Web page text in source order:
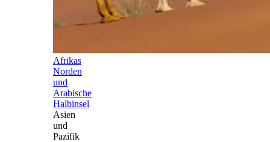
Afrikas
Norden
und
Arabische
Halbinsel
Asien
und
Pazifik